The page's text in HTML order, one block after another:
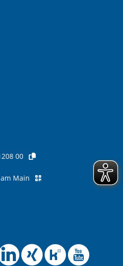
00
Main
Offizielle